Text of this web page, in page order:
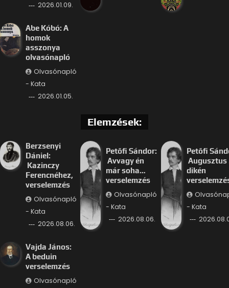
2026.01.09.
Abe Kóbó: A
homok
asszonya
olvasónapló
Olvasónapló
- Kata
2026.01.05.
Elemzések:
Berzsenyi
Dániel:
Kazinczy
Ferencnéhez,
verselemzés
Olvasónapló
- Kata
2026.08.06.
Petőfi Sándor:
Avvagy én
már soha…
verselemzés
Olvasónapló
- Kata
2026.08.06.
Petőfi
Augusztus
dikén
- Kata
Vajda János:
A beduin
verselemzés
Olvasónapló